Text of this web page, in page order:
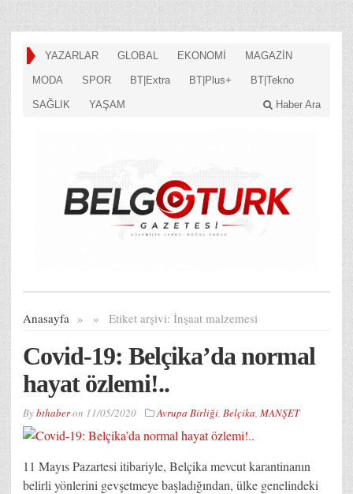
YAZARLAR GLOBAL EKONOMİ MAGAZİN
MODA SPOR BT|Extra BT|Plus+ BT|Tekno
SAĞLIK YAŞAM Haber Ara
Anasayfa » Etiket arşivi:
» İnşaat malzemesi
Covid-19: Belçika’da normal
hayat özlemi!..
Bybthaberon 11/05/2020 Avrupa Birliği, Belçika, MANŞET
11 Mayıs Pazartesi itibariyle, Belçika mevcut karantinanın
belirli yönlerini gevşetmeye başladığından, ülke genelindeki